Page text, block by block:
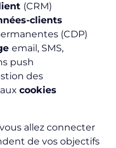
(CRM)
clients
(CDP)
email, SMS,
push
des
cookies
allez connecter
de vos objectifs